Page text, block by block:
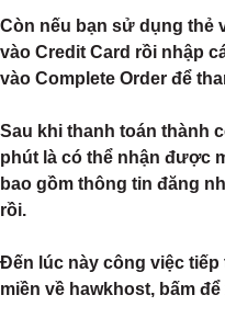
Còn nếu bạn sử dụng thẻ
vào Credit Card rồi nhập
vào Complete Order để
Sau khi thanh toán thành
phút là có thể nhận được
bao gồm thông tin đăng
rồi.
Đến lúc này công việc tiếp
miền về hawkhost, bấm